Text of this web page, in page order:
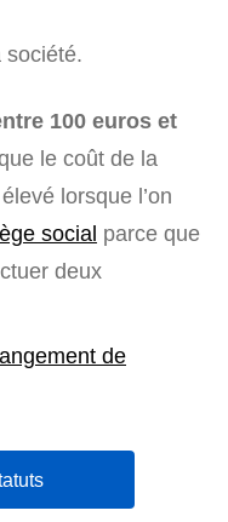
société.
100 euros et
le coût de la
lorsque l’on
social parce que
deux
de